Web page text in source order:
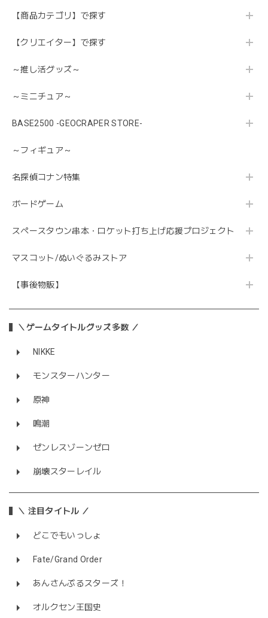
【商品カテゴリ】で探す
【クリエイター】で探す
～推し活グッズ～
～ミニチュア～
BASE2500 -GEOCRAPER STORE-
～フィギュア～
名探偵コナン特集
ボードゲーム
スペースタウン串本・ロケット打ち上げ応援プロジェクト
マスコット/ぬいぐるみストア
【事後物販】
＼ゲームタイトルグッズ多数 ／
NIKKE
モンスターハンター
原神
鳴潮
ゼンレスゾーンゼロ
崩壊スターレイル
＼ 注目タイトル ／
どこでもいっしょ
Fate/Grand Order
あんさんぶるスターズ！
オルクセン王国史